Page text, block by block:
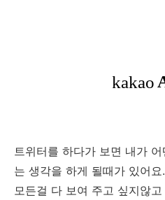
트위터를 하다가 보면 내가
는 생각을 하게 될때가 있어요.
모든걸 다 보여 주고 싶지않